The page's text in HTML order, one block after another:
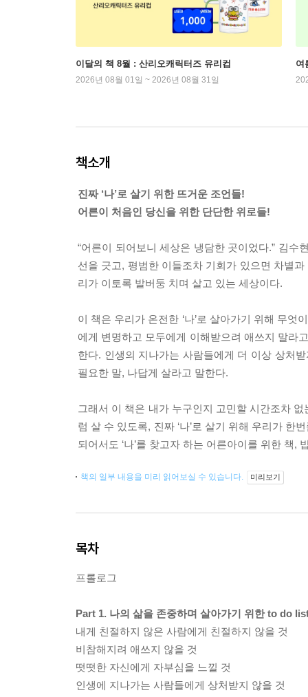
이달의 책 8월 : 산리오캐릭터즈 유리컵
2026년 08월 01일 ~ 2026년 08월 31일
여
책소개
진짜 ‘나’로 살기 위한 뜨거운 조언들!
어른이 처음인 당신을 위한 단단한 위로들!
“어른이 되어보니 세상은 냉담한 곳이었다.” 김
선을 긋고, 평범한 이들조차 기회가 있으면 차별
리가 이토록 발버둥 치며 살고 있는 세상이다.
이 책은 우리가 온전한 ‘나’로 살아가기 위해 무
에게 변명하고 모두에게 이해받으려 애쓰지 말라
한다. 인생의 지나가는 사람들에게 더 이상 상처
필요한 말, 나답게 살라고 말한다.
그래서 이 책은 내가 누구인지 고민할 시간조차
럼 살 수 있도록, 진짜 ‘나’로 살기 위해 우리가
되어서도 ‘나’를 찾고자 하는 어른아이를 위한 책
책의 일부 내용을 미리 읽어보실 수 있습니다. 미리보기
목차
프롤로그
Part 1. 나의 삶을 존중하며 살아가기 위한 to do
내게 친절하지 않은 사람에게 친절하지 않을 것
비참해지려 애쓰지 않을 것
떳떳한 자신에게 자부심을 느낄 것
인생에 지나가는 사람들에게 상처받지 않을 것